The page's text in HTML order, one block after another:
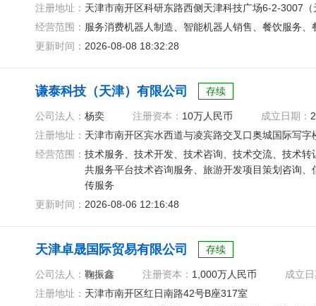
注册地址： 天津市南开区科研东路西侧天津科技广场6-2-3007（
经营范围： 服务消费机器人制造、智能机器人销售、餐饮服务、
更新时间： 2026-08-08 18:32:28
谦泰科技（天津）有限公司 存续
公司法人： 杨奕 注册资本： 10万人民币 成立日期：
注册地址： 天津市南开区宾水西道与凌宾路交叉口奥城国际写字
经营范围： 技术服务、技术开发、技术咨询、技术交流、技术
共服务平台技术咨询服务、旅游开发项目策划咨询
传服务
更新时间： 2026-08-06 12:16:48
天津卓晟国际贸易有限公司 存续
公司法人： 鞠振鑫 注册资本： 1,000万人民币
成立
注册地址： 天津市南开区红日南路42号B座317室